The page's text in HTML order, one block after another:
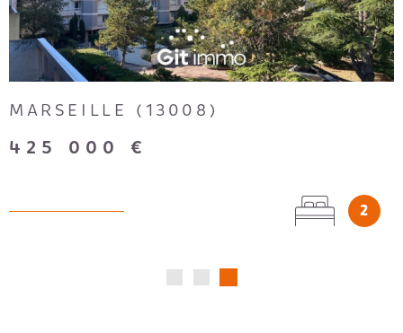
MARSEILLE (13008)
425 000 €
2